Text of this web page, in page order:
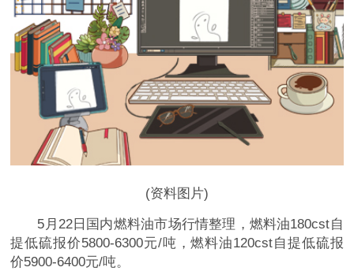
(资料图片)
5月22日国内燃料油市场行情整理，燃料油180cst自
提低硫报价5800-6300元/吨，燃料油120cst自提低硫报
价5900-6400元/吨。